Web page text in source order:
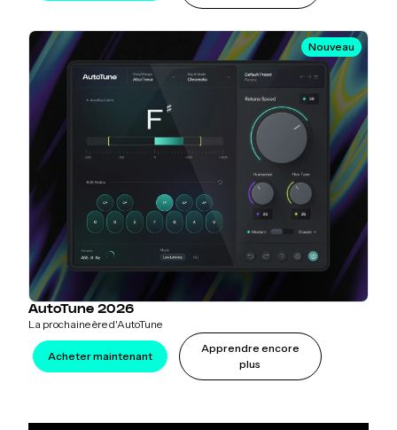
Nouveau
AutoTune 2026
La prochaine ère d'AutoTune
Acheter maintenant
Apprendre encore
plus